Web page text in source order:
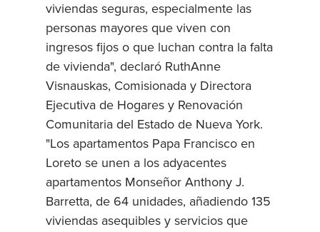
viviendas seguras, especialmente las
personas mayores que viven con
ingresos fijos o que luchan contra la falta
de vivienda", declaró RuthAnne
Visnauskas, Comisionada y Directora
Ejecutiva de Hogares y Renovación
Comunitaria del Estado de Nueva York.
"Los apartamentos Papa Francisco en
Loreto se unen a los adyacentes
apartamentos Monseñor Anthony J.
Barretta, de 64 unidades, añadiendo 135
viviendas asequibles y servicios que